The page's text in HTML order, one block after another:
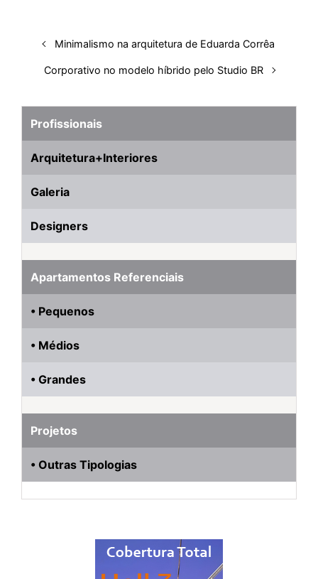
Minimalismo na arquitetura de Eduarda Corrêa
Corporativo no modelo híbrido pelo Studio BR
Profissionais
Arquitetura+Interiores
Galeria
Designers
Apartamentos Referenciais
• Pequenos
• Médios
• Grandes
Projetos
• Outras Tipologias